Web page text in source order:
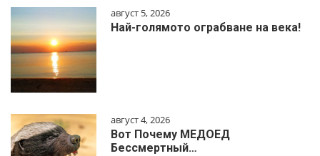
август 5, 2026
Най-голямото ограбване на века!
август 4, 2026
Вот Почему МЕДОЕД
Бессмертный…